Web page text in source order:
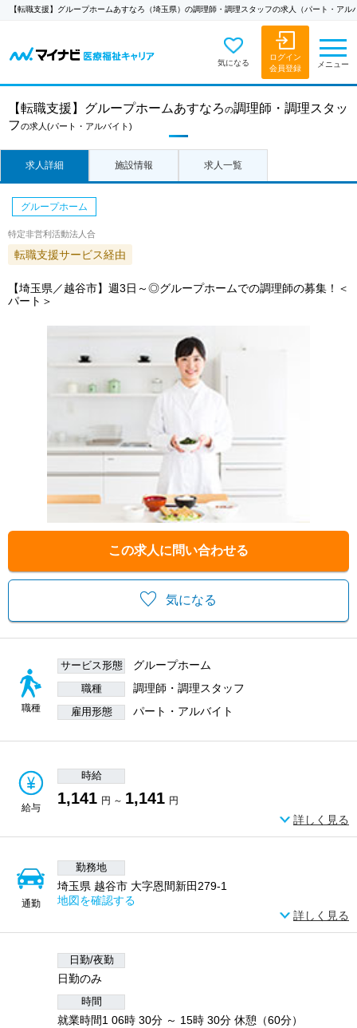
【転職支援】グループホームあすなろ（埼玉県）の調理師・調理スタッフの求人（パート・アル
気になる
ログイン
会員登録
メニュー
【転職支援】 グループホームあすなろの調理師・調理スタッ
フの求人 (パート・アルバイト)
求人詳細 施設情報 求人一覧
気になる
この求人に問い合わせる
グループホーム
特定非営利活動法人合
転職支援サービス経由
【埼玉県／越谷市】週3日～◎グループホームでの調理師の募集！＜
パート＞
職種
サービス形態 グループホーム
職種 調理師・調理スタッフ
雇用形態 パート・アルバイト
給与
時給
1,141 円 ～ 1,141 円
詳しく見る
通勤
勤務地
埼玉県 越谷市 大字恩間新田279-1
地図を確認する
詳しく見る
日勤/夜勤
日勤のみ
時間
就業時間1 06時 30分 ～ 15時 30分 休憩（60分）